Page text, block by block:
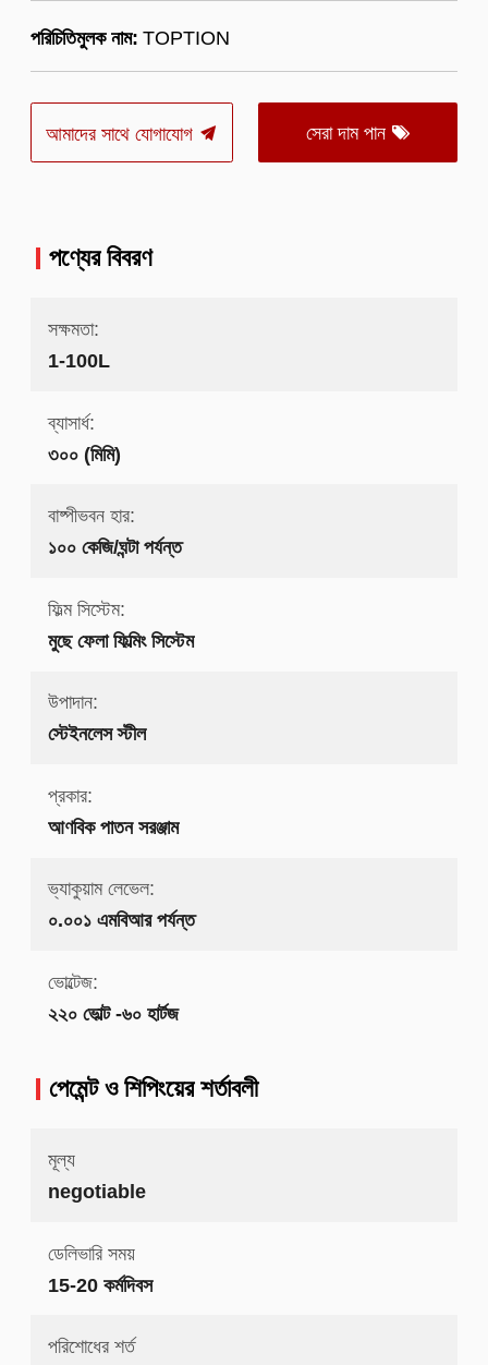
পরিচিতিমুলক নাম: TOPTION
আমাদের সাথে যোগাযোগ সেরা দাম পান
পণ্যের বিবরণ
সক্ষমতা:
1-100L
ব্যাসার্ধ:
৩০০ (মিমি)
বাষ্পীভবন হার:
১০০ কেজি/ঘন্টা পর্যন্ত
ফিল্ম সিস্টেম:
মুছে ফেলা ফিল্মিং সিস্টেম
উপাদান:
স্টেইনলেস স্টীল
প্রকার:
আণবিক পাতন সরঞ্জাম
ভ্যাকুয়াম লেভেল:
০.০০১ এমবিআর পর্যন্ত
ভোল্টেজ:
২২০ ভোল্ট -৬০ হার্টজ
পেমেন্ট ও শিপিংয়ের শর্তাবলী
মূল্য
negotiable
ডেলিভারি সময়
15-20 কর্মদিবস
পরিশোধের শর্ত